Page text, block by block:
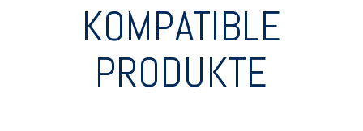
KOMPATIBLE
PRODUKTE